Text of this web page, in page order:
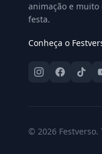
animação e muito
festa.
Conheça o
© 2026